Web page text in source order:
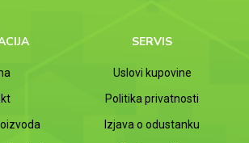
SERVIS
Uslovi kupovine
Politika privatnosti
Izjava o odustanku